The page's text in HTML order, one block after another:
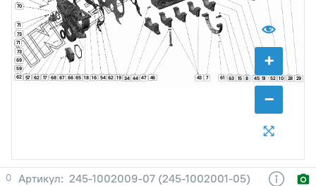
+
−
7 8 10
15
16
17 18 19 28 29
34 43
44 45
46
47 51 52
54
57
59
61
62 62
62 63
65
66
67
68
69
70
71
71
73
73
0
245-1002009-07 (245-1002001-05)